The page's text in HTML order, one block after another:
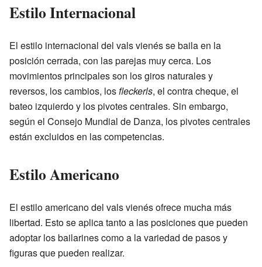
Estilo Internacional
El estilo internacional del vals vienés se baila en la
posición cerrada, con las parejas muy cerca. Los
movimientos principales son los giros naturales y
reversos, los cambios, los fleckerls, el contra cheque, el
bateo izquierdo y los pivotes centrales. Sin embargo,
según el Consejo Mundial de Danza, los pivotes centrales
están excluidos en las competencias.
Estilo Americano
El estilo americano del vals vienés ofrece mucha más
libertad. Esto se aplica tanto a las posiciones que pueden
adoptar los bailarines como a la variedad de pasos y
figuras que pueden realizar.